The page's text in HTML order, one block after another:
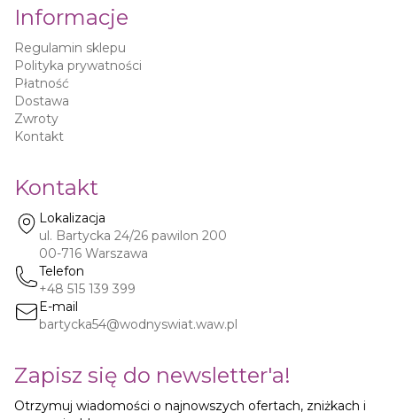
Informacje
Regulamin sklepu
Polityka prywatności
Płatność
Dostawa
Zwroty
Kontakt
Kontakt
Lokalizacja
ul. Bartycka 24/26 pawilon 200
00-716 Warszawa
Telefon
+48 515 139 399
E-mail
bartycka54@wodnyswiat.waw.pl
Zapisz się do newsletter'a!
Otrzymuj wiadomości o najnowszych ofertach, zniżkach i